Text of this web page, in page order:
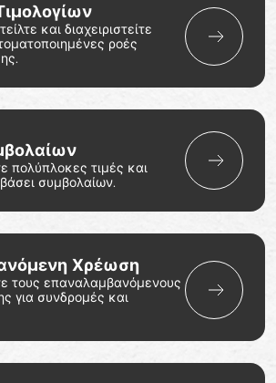
και διαχειριστείτε
ροές
πολύπλοκες τιμές και
συμβολαίων.
Χρέωση
τους επαναλαμβανόμενους
για συνδρομές και